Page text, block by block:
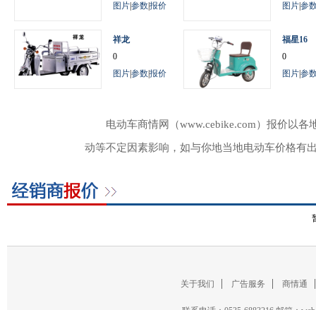
图片参数报价
图片参
祥龙
0
图片参数报价
福星16
0
图片参
电动车商情网（www.cebike.com）报价以
动等不定因素影响，如与你地当地电动车价格有
关于我们 广告服务 商情通